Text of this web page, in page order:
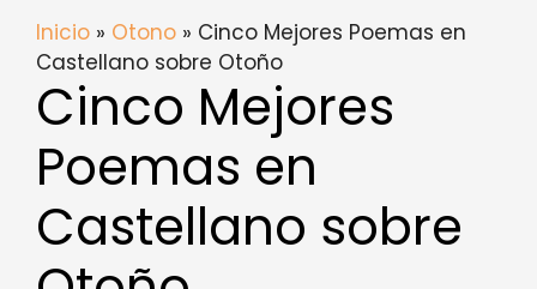
Inicio » Otono » Cinco Mejores Poemas en
Castellano sobre Otoño
Cinco Mejores
Poemas en
Castellano sobre